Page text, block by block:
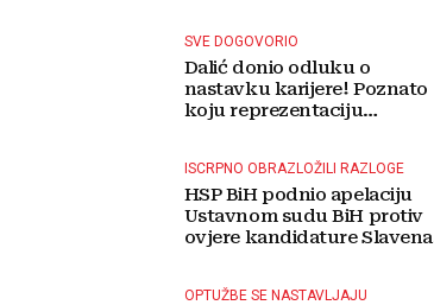
SVE DOGOVORIO
Dalić donio odluku o
nastavku karijere! Poznato
koju reprezentaciju
ISCRPNO OBRAZLOŽILI RAZLOGE
HSP BiH podnio apelaciju
Ustavnom sudu BiH protiv
ovjere kandidature Slavena
OPTUŽBE SE NASTAVLJAJU